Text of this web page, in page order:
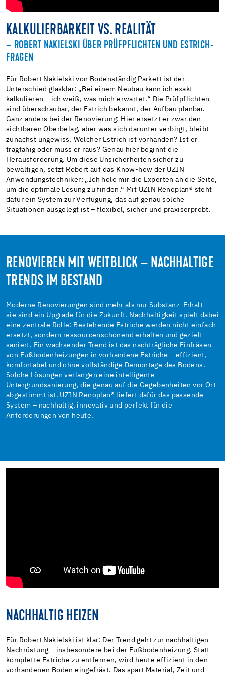
KALKULIERBARKEIT VS. REALITÄT
– ROBERT NAKIELSKI ÜBER PRÜFPFLICHTEN UND ESTRICH-
FRAGEN
Für Robert Nakielski von Bodenständig Parkett ist der
Unterschied glasklar: „Bei einem Neubau kann ich exakt
kalkulieren – ich weiß, was mich erwartet.“ Die Prüfpflichten
sind überschaubar, der Estrich bekannt, der Aufbau planbar.
Ganz anders bei der Renovierung: Hier ersetzt er zwar den
sichtbaren Oberbelag, aber was sich darunter verbirgt, bleibt
zunächst ungewiss. Welcher Estrich ist vorhanden? Ist er
tragfähig oder muss er raus? Genau hier beginnt die
Herausforderung. Um diese Unsicherheiten sicher zu
bewältigen, setzt Robert auf das Know-how der UZIN
Anwendungstechniker: „Ich hole mir die Experten an die Seite,
um die optimale Lösung zu finden.“ Mit UZIN Renoplan® steht
dafür ein System zur Verfügung, das auf genau solche
Situationen ausgelegt ist – flexibel, sicher und praxiserprobt.
RENOVIEREN MIT WEITBLICK – NACHHALTIGE
TRENDS IM BESTAND
Moderne Renovierungen sind mehr als nur Substanz-Erhalt –
sie sind ein Upgrade für die Zukunft. Nachhaltigkeit spielt dabei
eine zentrale Rolle: Bestehende Estriche werden nicht einfach
ersetzt, sondern ressourcenschonend erhalten und gezielt
saniert. Ein wachsender Trend ist das nachträgliche Einfräsen
von Fußbodenheizungen in vorhandene Estriche – effizient,
komfortabel und ohne vollständige Demontage des Bodens.
Solche Lösungen verlangen eine intelligente
Untergrundsanierung, die genau auf die Gegebenheiten vor Ort
abgestimmt ist. UZIN Renoplan® liefert dafür das passende
System – nachhaltig, innovativ und perfekt für die
Anforderungen von heute.
NACHHALTIG HEIZEN
Für Robert Nakielski ist klar: Der Trend geht zur nachhaltigen
Nachrüstung – insbesondere bei der Fußbodenheizung. Statt
komplette Estriche zu entfernen, wird heute effizient in den
vorhandenen Boden eingefräst. Das spart Material, Zeit und